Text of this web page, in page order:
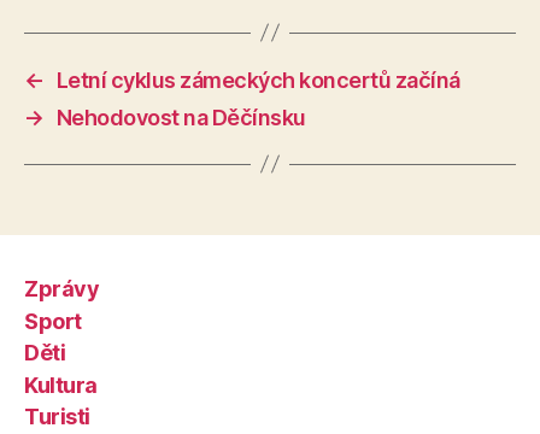
←
Letní cyklus zámeckých koncertů začíná
→
Nehodovost na Děčínsku
Zprávy
Sport
Děti
Kultura
Turisti